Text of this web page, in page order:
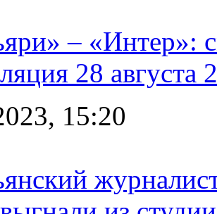
– «Интер»:
28 августа
15:20